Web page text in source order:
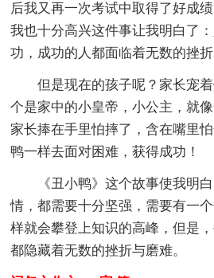
后我又再一次考试中取得了好成
我也十分高兴这件事让我明白了
功，成功的人都面临着无数的挫折
但是现在的孩子呢？家长宠
个是家中的小皇帝，小公主，就
家长捧在手里怕摔了，含在嘴里
鸭一样去面对困难，获得成功！
《丑小鸭》这个故事使我明
情，都需要十分坚强，需要有一
样就会攀登上知识的高峰，但是
都隐藏着无数的挫折与磨难。